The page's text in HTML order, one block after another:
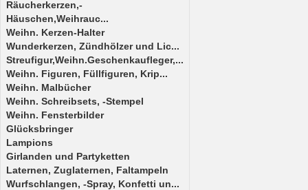
Räucherkerzen,-
Häuschen,Weihrauc...
Weihn. Kerzen-Halter
Wunderkerzen, Zündhölzer und Lic...
Streufigur,Weihn.Geschenkaufleger,...
Weihn. Figuren, Füllfiguren, Krip...
Weihn. Malbücher
Weihn. Schreibsets, -Stempel
Weihn. Fensterbilder
Glücksbringer
Lampions
Girlanden und Partyketten
Laternen, Zuglaternen, Faltampeln
Wurfschlangen, -Spray, Konfetti un...